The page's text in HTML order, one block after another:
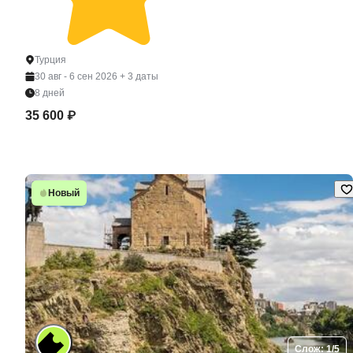
Турция
30 авг - 6 сен 2026 + 3 даты
8 дней
35 600 ₽
Новый
Слож: 1/5